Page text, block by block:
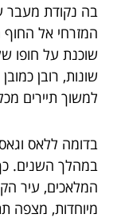
בה נקודת מעבר
המזרחי אל
שוכנת על חופו
שונות, רובן
למשוך תיירים
בדומה ללאס
במהלך השנים.
המלאכים, עיר
מיוחדות, מצפה